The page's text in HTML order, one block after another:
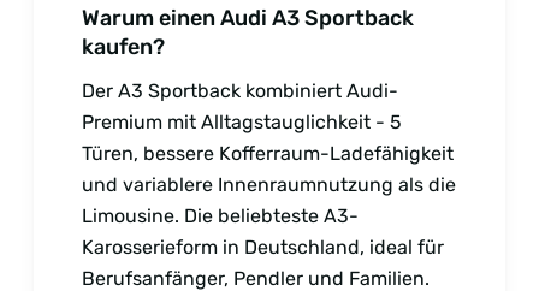
Warum einen Audi A3 Sportback
kaufen?
Der A3 Sportback kombiniert Audi-
Premium mit Alltagstauglichkeit - 5
Türen, bessere Kofferraum-Ladefähigkeit
und variablere Innenraumnutzung als die
Limousine. Die beliebteste A3-
Karosserieform in Deutschland, ideal für
Berufsanfänger, Pendler und Familien.